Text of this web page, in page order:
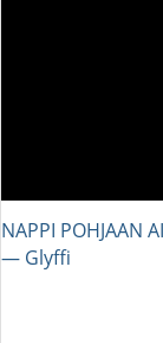
NAPPI POHJAAN
― Glyffi